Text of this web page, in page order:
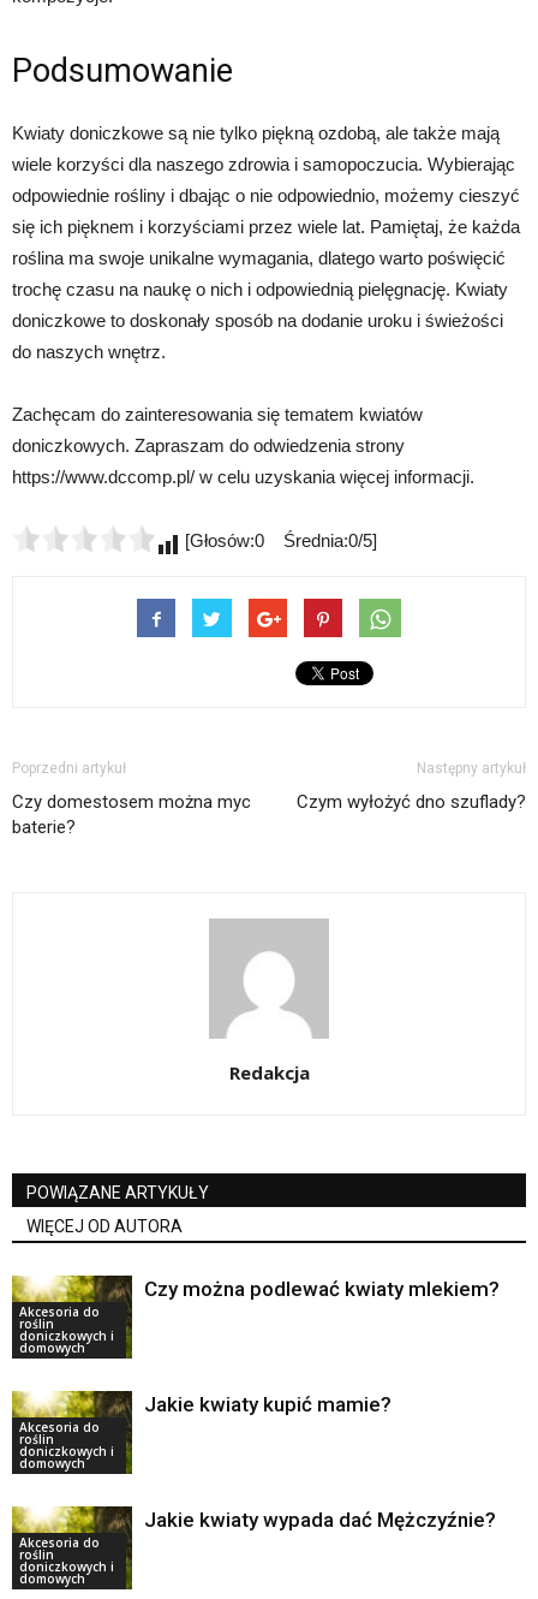
Podsumowanie
Kwiaty doniczkowe są nie tylko piękną ozdobą, ale także mają
wiele korzyści dla naszego zdrowia i samopoczucia. Wybierając
odpowiednie rośliny i dbając o nie odpowiednio, możemy cieszyć
się ich pięknem i korzyściami przez wiele lat. Pamiętaj, że każda
roślina ma swoje unikalne wymagania, dlatego warto poświęcić
trochę czasu na naukę o nich i odpowiednią pielęgnację. Kwiaty
doniczkowe to doskonały sposób na dodanie uroku i świeżości
do naszych wnętrz.
Zachęcam do zainteresowania się tematem kwiatów
doniczkowych. Zapraszam do odwiedzenia strony
https://www.dccomp.pl/ w celu uzyskania więcej informacji.
[Głosów:0 Średnia:0/5]
Poprzedni artykuł
Czy domestosem można myc
baterie?
Następny artykuł
Czym wyłożyć dno szuflady?
Redakcja
POWIĄZANE ARTYKUŁY
WIĘCEJ OD AUTORA
Akcesoria do
roślin
doniczkowych i
domowych
Czy można podlewać kwiaty mlekiem?
Akcesoria do
roślin
doniczkowych i
domowych
Jakie kwiaty kupić mamie?
Akcesoria do
roślin
doniczkowych i
domowych
Jakie kwiaty wypada dać Mężczyźnie?